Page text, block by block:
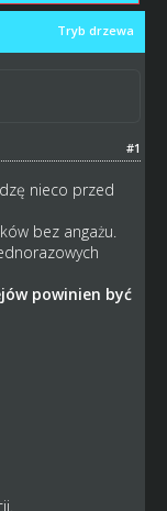
Tryb drzewa
#1
nieco przed
bez angażu.
powinien być